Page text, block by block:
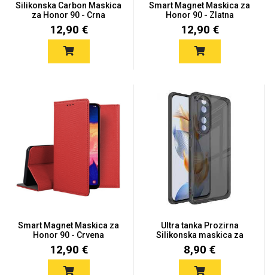
Silikonska Carbon Maskica
za Honor 90 - Crna
12,90 €
Smart Magnet Maskica za
Honor 90 - Zlatna
12,90 €
Smart Magnet Maskica za
Honor 90 - Crvena
12,90 €
Ultra tanka Prozirna
Silikonska maskica za
Hon...
8,90 €
Zodiac Halloween
Doodles Apstraktni motivi
Dječji motivi